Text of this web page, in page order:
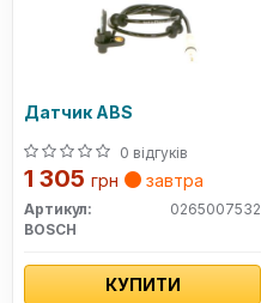
Датчик ABS
0 відгуків
1 305 грн завтра
Артикул:
0265007532
BOSCH
КУПИТИ